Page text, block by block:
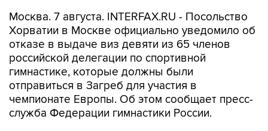
Москва. 7 августа. INTERFAX.RU - Посольство
Хорватии в Москве официально уведомило об
отказе в выдаче виз девяти из 65 членов
российской делегации по спортивной
гимнастике, которые должны были
отправиться в Загреб для участия в
чемпионате Европы. Об этом сообщает пресс-
служба Федерации гимнастики России.